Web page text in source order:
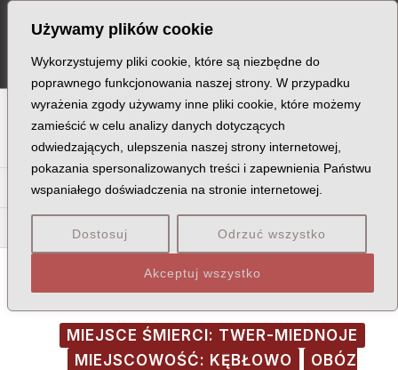
Używamy plików cookie
Wykorzystujemy pliki cookie, które są niezbędne do
poprawnego funkcjonowania naszej strony. W przypadku
wyrażenia zgody używamy inne pliki cookie, które możemy
zamieścić w celu analizy danych dotyczących
odwiedzających, ulepszenia naszej strony internetowej,
pokazania spersonalizowanych treści i zapewnienia Państwu
wspaniałego doświadczenia na stronie internetowej.
Dostosuj Odrzuć wszystko
Akceptuj wszystko
content
B C D E F G H I J K L Ł M
O P Q R S T U V W X Z
Wa Wd We Wi Wl Wo Wr Wu
Wrz
MIEJSCE ŚMIERCI: TWER-MIEDNOJE
MIEJSCOWOŚĆ: KĘBŁOWO
OBÓZ
navigation